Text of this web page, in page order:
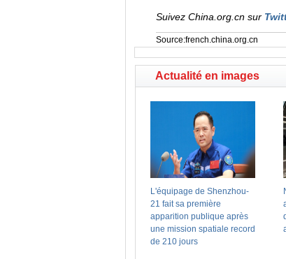
Suivez China.org.cn sur
Source:french.china.org.cn